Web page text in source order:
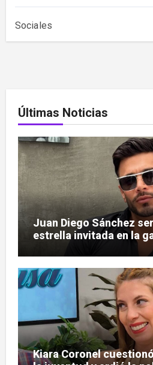
Sociales
Últimas Noticias
Juan Diego Sánchez
estrella invitada en la
Kiara Coronel